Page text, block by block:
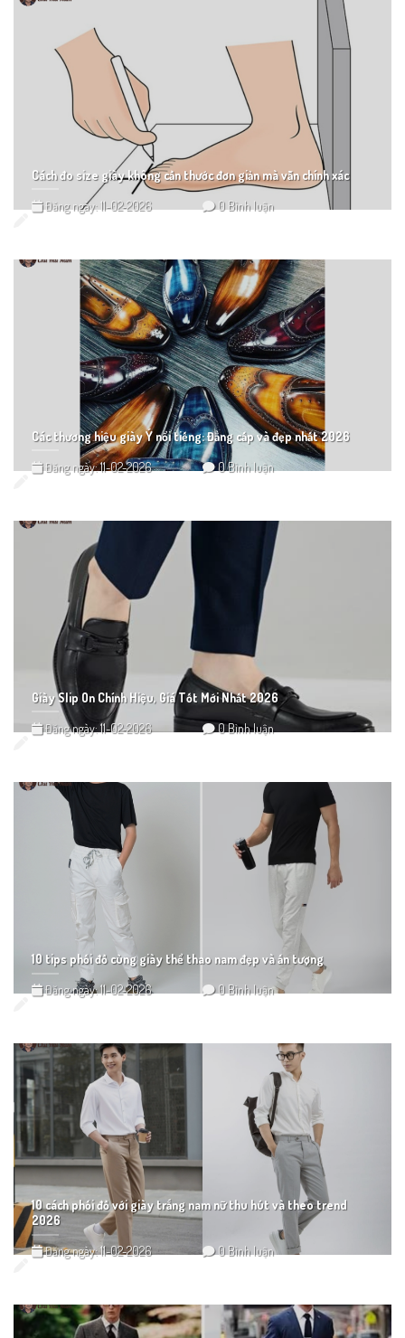
Cách đo size giày không cần thước đơn giản mà vẫn chính xác
Đăng ngày: 11-02-2026 0 Bình luận
Các thương hiệu giày Ý nổi tiếng: Đẳng cấp và đẹp nhất 2026
Đăng ngày: 11-02-2026 0 Bình luận
Giày Slip On Chính Hiệu, Giá Tốt Mới Nhất 2026
Đăng ngày: 11-02-2026 0 Bình luận
10 tips phối đồ cùng giày thể thao nam đẹp và ấn tượng
Đăng ngày: 11-02-2026 0 Bình luận
10 cách phối đồ với giày trắng nam nữ thu hút và theo trend
2026
Đăng ngày: 11-02-2026 0 Bình luận